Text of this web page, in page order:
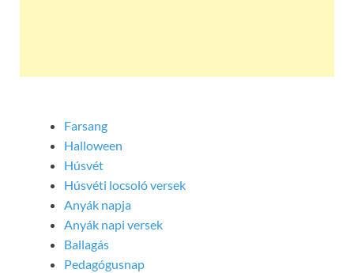
Farsang
Halloween
Húsvét
Húsvéti locsoló versek
Anyák napja
Anyák napi versek
Ballagás
Pedagógusnap